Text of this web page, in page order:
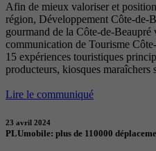
Afin de mieux valoriser et
région, Développement Côte-de-
gourmand de la Côte-de-Beaupré
communication de Tourisme
15 expériences touristiques
producteurs, kiosques maraîchers
Lire le communiqué
23 avril 2024
PLUmobile: plus de 110000